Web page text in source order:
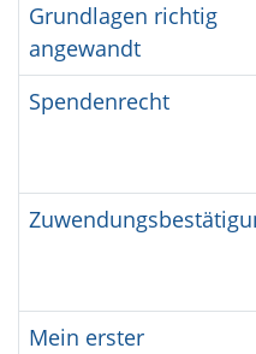
Grundlagen richtig
angewandt
Spendenrecht
Mein erster